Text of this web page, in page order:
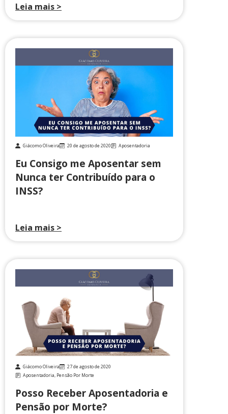
Leia mais >
Giácomo Oliveira 20 de agosto de 2020 Aposentadoria
Eu Consigo me Aposentar sem
Nunca ter Contribuído para o
INSS?
Leia mais >
Giácomo Oliveira
27 de agosto de 2020
Aposentadoria, Pensão Por Morte
Posso Receber Aposentadoria e
Pensão por Morte?